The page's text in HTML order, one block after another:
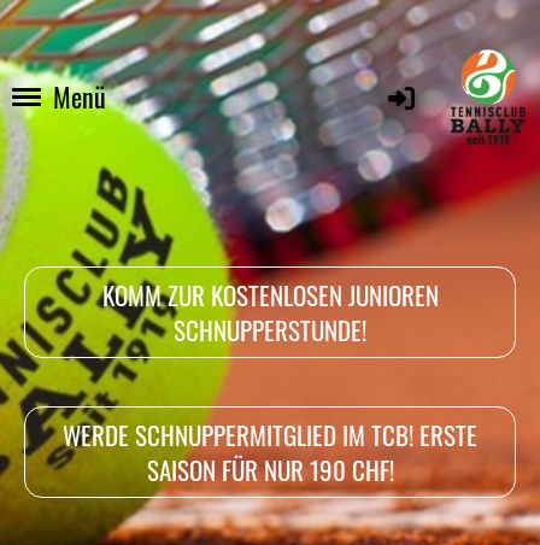
Menü
KOMM ZUR KOSTENLOSEN JUNIOREN
SCHNUPPERSTUNDE!
WERDE SCHNUPPERMITGLIED IM TCB! ERSTE
SAISON FÜR NUR 190 CHF!